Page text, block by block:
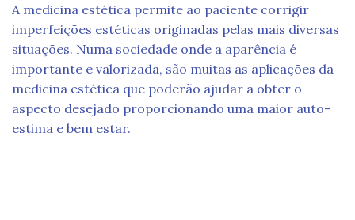
A medicina estética permite ao paciente corrigir
imperfeições estéticas originadas pelas mais diversas
situações. Numa sociedade onde a aparência é
importante e valorizada, são muitas as aplicações da
medicina estética que poderão ajudar a obter o
aspecto desejado proporcionando uma maior auto-
estima e bem estar.